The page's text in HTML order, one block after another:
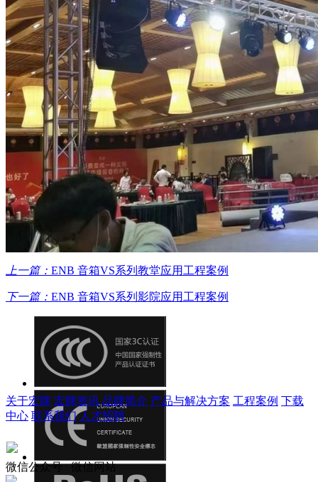
上一篇： ENB 音箱VS系列教堂应用工程案例
下一篇： ENB 音箱VS系列影院应用工程案例
关于宏牌 宏牌资讯 品牌简介 产品与解决方案 工程案例 下载
中心 联系我们 人才招聘
微信公众号 微信网站